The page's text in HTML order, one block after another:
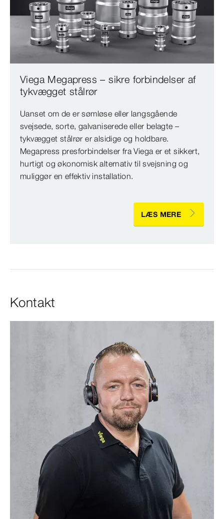
Viega Megapress – sikre forbindelser af
tykvægget stålrør
Uanset om de er sømløse eller langsgående
svejsede, sorte, galvaniserede eller belagte –
tykvægget stålrør er alsidige og holdbare.
Megapress presforbindelser fra Viega er et sikkert,
hurtigt og økonomisk alternativ til svejsning og
muliggør en effektiv installation.
LÆS MERE
Kontakt